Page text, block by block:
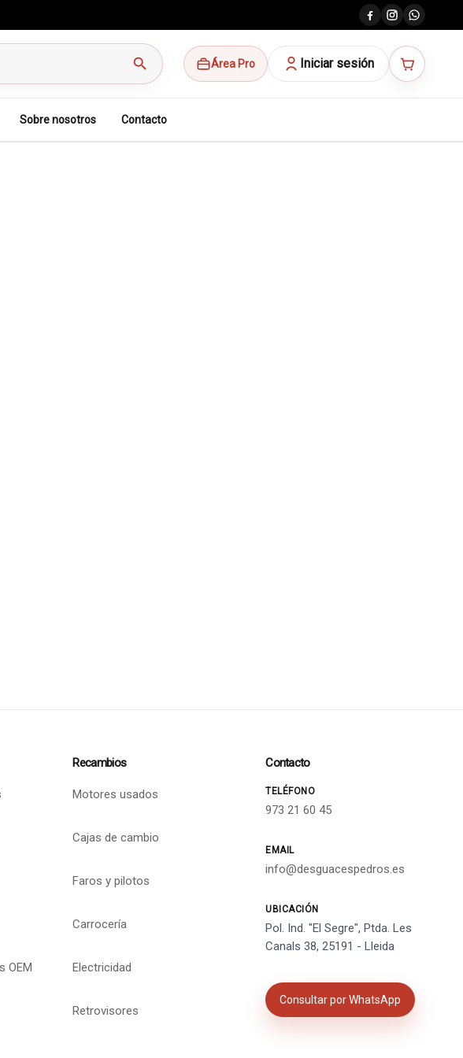
search Área Pro Iniciar sesión
Sobre nosotros Contacto
OEM
Recambios
Motores usados
Cajas de cambio
Faros y pilotos
Carrocería
Electricidad
Retrovisores
Contacto
TELÉFONO
973 21 60 45
EMAIL
info@desguacespedros.es
UBICACIÓN
Pol. Ind. "El Segre", Ptda. Les
Canals 38, 25191 - Lleida
Consultar por WhatsApp